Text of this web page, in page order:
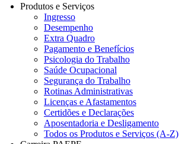
Produtos e Serviços
Ingresso
Desempenho
Extra Quadro
Pagamento e Benefícios
Psicologia do Trabalho
Saúde Ocupacional
Segurança do Trabalho
Rotinas Administrativas
Licenças e Afastamentos
Certidões e Declarações
Aposentadoria e Desligamento
Todos os Produtos e Serviços (A-Z)